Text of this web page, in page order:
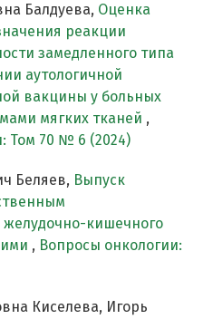
Балдуева, Оценка
реакции
замедленного типа
аутологичной
вакцины у больных
мягких тканей ,
Том 70 № 6 (2024)
Беляев, Выпуск
кишечного
, Вопросы онкологии:
Киселева, Игорь